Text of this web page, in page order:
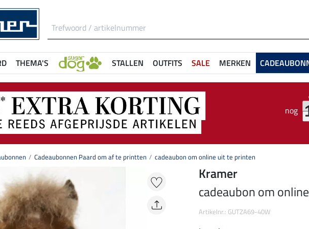
THEMA'S STALLEN OUTFITS SALE MERKEN
nog
Cadeaubonnen Paard om af te printten cadeaubon om online uit te printen
Kramer
cadeaubon om
Artikelnr.: GUTZA69-40W